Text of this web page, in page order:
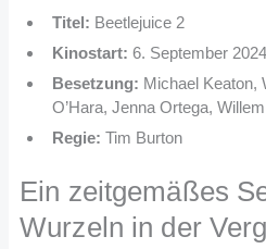
Titel: Beetlejuice 2
Kinostart: 6. September 2024
Besetzung: Michael Keaton,
O’Hara, Jenna Ortega,
Regie: Tim Burton
Ein zeitgemäßes
Wurzeln in der